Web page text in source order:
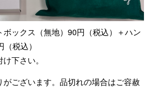
ックス（無地）90円（税込）＋ハン
税込）
下さい。
がございます。品切れの場合はご容赦